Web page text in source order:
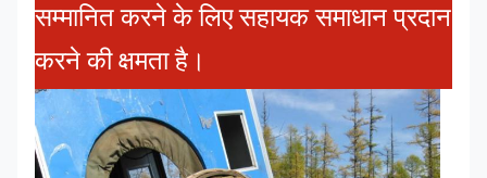
सम्मानित करने के लिए सहायक समाधान प्रदान
करने की क्षमता है।